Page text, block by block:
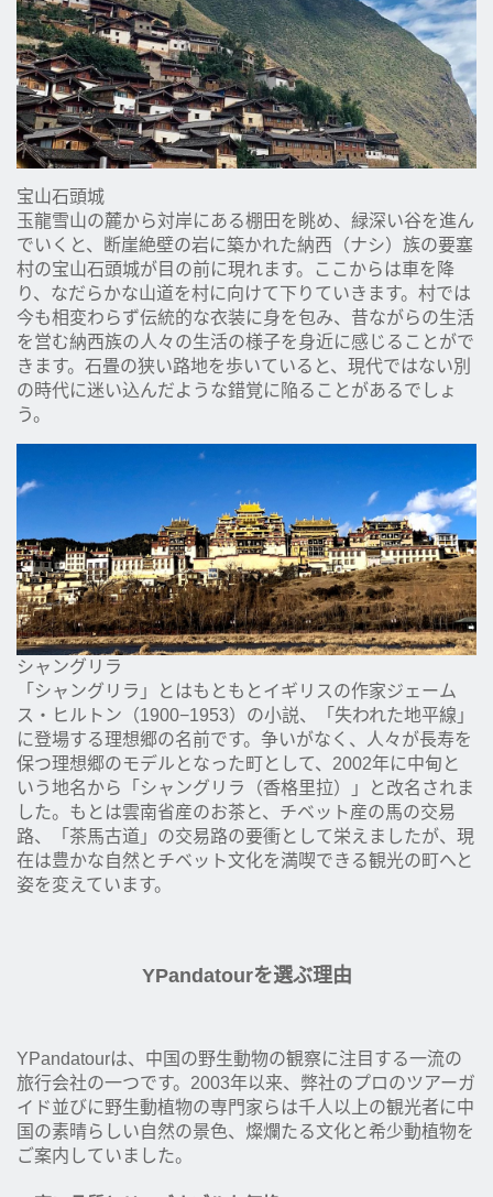
宝山石頭城
玉龍雪山の麓から対岸にある棚田を眺め、緑深い谷を進ん
でいくと、断崖絶壁の岩に築かれた納西（ナシ）族の要塞
村の宝山石頭城が目の前に現れます。ここからは車を降
り、なだらかな山道を村に向けて下りていきます。村では
今も相変わらず伝統的な衣装に身を包み、昔ながらの生活
を営む納西族の人々の生活の様子を身近に感じることがで
きます。石畳の狭い路地を歩いていると、現代ではない別
の時代に迷い込んだような錯覚に陥ることがあるでしょ
う。
シャングリラ
「シャングリラ」とはもともとイギリスの作家ジェーム
ス・ヒルトン（1900−1953）の小説、「失われた地平線」
に登場する理想郷の名前です。争いがなく、人々が長寿を
保つ理想郷のモデルとなった町として、2002年に中甸と
いう地名から「シャングリラ（香格里拉）」と改名されま
した。もとは雲南省産のお茶と、チベット産の馬の交易
路、「茶馬古道」の交易路の要衝として栄えましたが、現
在は豊かな自然とチベット文化を満喫できる観光の町へと
姿を変えています。
YPandatourを選ぶ理由
YPandatourは、中国の野生動物の観察に注目する一流の
旅行会社の一つです。2003年以来、弊社のプロのツアーガ
イド並びに野生動植物の専門家らは千人以上の観光者に中
国の素晴らしい自然の景色、燦爛たる文化と希少動植物を
ご案内していました。